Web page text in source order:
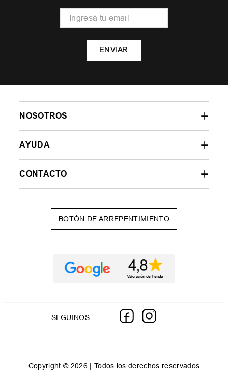
ENVIAR
NOSOTROS
AYUDA
CONTACTO
BOTÓN DE ARREPENTIMIENTO
SEGUINOS
Copyright © 2026 | Todos los derechos reservados